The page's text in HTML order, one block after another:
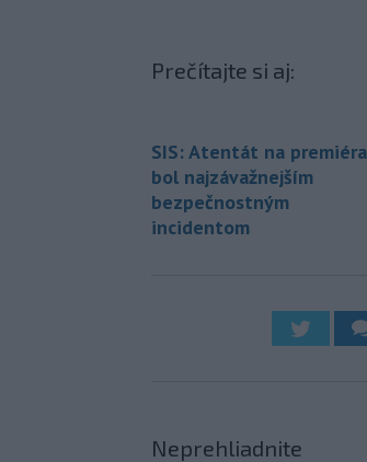
Prečítajte si aj:
SIS: Atentát na premiéra
bol najzávažnejším
bezpečnostným
incidentom
Neprehliadnite